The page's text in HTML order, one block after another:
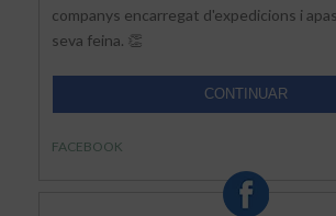
companys encarregat d'expedicions i
seva feina. 👏
CONTINUAR
FACEBOOK